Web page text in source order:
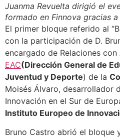
Juanma Revuelta dirigió el
formado en Finnova gracias
El primer bloque referido al
con la participación de D.
encargado de Relaciones con
EAC(Dirección General de
Juventud y Deporte) de la
Moisés Álvaro, desarrollador
Innovación en el Sur de
Instituto Europeo de
Bruno Castro abrió el bloque